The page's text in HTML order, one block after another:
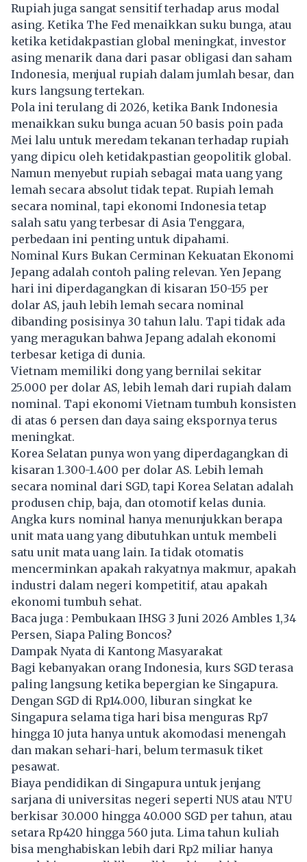
Rupiah juga sangat sensitif terhadap arus modal
asing. Ketika The Fed menaikkan suku bunga, atau
ketika ketidakpastian global meningkat, investor
asing menarik dana dari pasar obligasi dan saham
Indonesia, menjual rupiah dalam jumlah besar, dan
kurs langsung tertekan.
Pola ini terulang di 2026, ketika Bank Indonesia
menaikkan suku bunga acuan 50 basis poin pada
Mei lalu untuk meredam tekanan terhadap rupiah
yang dipicu oleh ketidakpastian geopolitik global.
Namun menyebut rupiah sebagai mata uang yang
lemah secara absolut tidak tepat. Rupiah lemah
secara nominal, tapi ekonomi Indonesia tetap
salah satu yang terbesar di Asia Tenggara,
perbedaan ini penting untuk dipahami.
Nominal Kurs Bukan Cerminan Kekuatan Ekonomi
Jepang adalah contoh paling relevan. Yen Jepang
hari ini diperdagangkan di kisaran 150-155 per
dolar AS, jauh lebih lemah secara nominal
dibanding posisinya 30 tahun lalu. Tapi tidak ada
yang meragukan bahwa Jepang adalah ekonomi
terbesar ketiga di dunia.
Vietnam memiliki dong yang bernilai sekitar
25.000 per dolar AS, lebih lemah dari rupiah dalam
nominal. Tapi ekonomi Vietnam tumbuh konsisten
di atas 6 persen dan daya saing ekspornya terus
meningkat.
Korea Selatan punya won yang diperdagangkan di
kisaran 1.300-1.400 per dolar AS. Lebih lemah
secara nominal dari SGD, tapi Korea Selatan adalah
produsen chip, baja, dan otomotif kelas dunia.
Angka kurs nominal hanya menunjukkan berapa
unit mata uang yang dibutuhkan untuk membeli
satu unit mata uang lain. Ia tidak otomatis
mencerminkan apakah rakyatnya makmur, apakah
industri dalam negeri kompetitif, atau apakah
ekonomi tumbuh sehat.
Baca juga : Pembukaan IHSG 3 Juni 2026 Ambles 1,34
Persen, Siapa Paling Boncos?
Dampak Nyata di Kantong Masyarakat
Bagi kebanyakan orang Indonesia, kurs SGD terasa
paling langsung ketika bepergian ke Singapura.
Dengan SGD di Rp14.000, liburan singkat ke
Singapura selama tiga hari bisa menguras Rp7
hingga 10 juta hanya untuk akomodasi menengah
dan makan sehari-hari, belum termasuk tiket
pesawat.
Biaya pendidikan di Singapura untuk jenjang
sarjana di universitas negeri seperti NUS atau NTU
berkisar 30.000 hingga 40.000 SGD per tahun, atau
setara Rp420 hingga 560 juta. Lima tahun kuliah
bisa menghabiskan lebih dari Rp2 miliar hanya